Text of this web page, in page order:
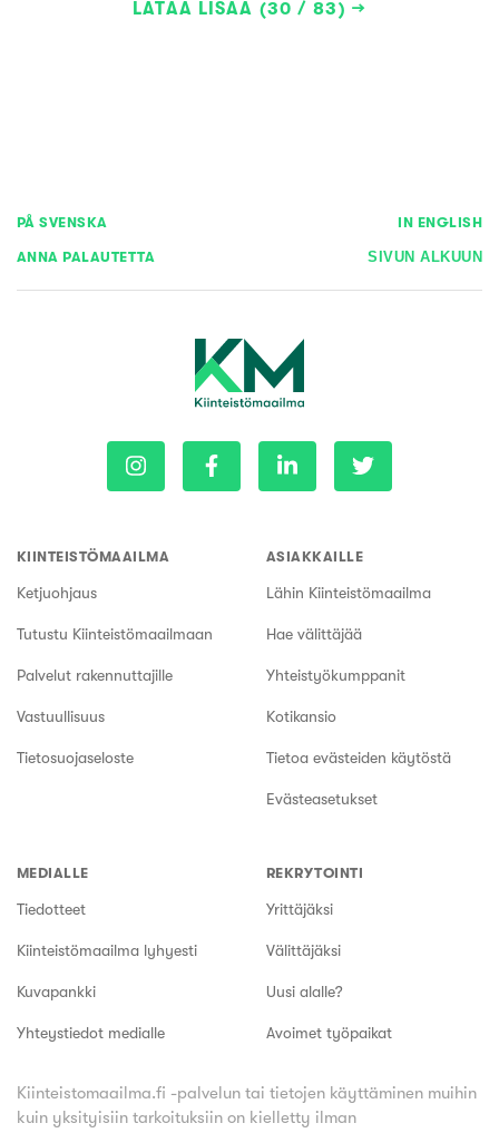
LATAA LISÄÄ (30 / 83)
PÅ SVENSKA IN ENGLISH
ANNA PALAUTETTA SIVUN ALKUUN
KIINTEISTÖMAAILMA
Ketjuohjaus
Tutustu Kiinteistömaailmaan
Palvelut rakennuttajille
Vastuullisuus
Tietosuojaseloste
ASIAKKAILLE
Lähin Kiinteistömaailma
Hae välittäjää
Yhteistyökumppanit
Kotikansio
Tietoa evästeiden käytöstä
Evästeasetukset
MEDIALLE
Tiedotteet
Kiinteistömaailma lyhyesti
Kuvapankki
Yhteystiedot medialle
REKRYTOINTI
Yrittäjäksi
Välittäjäksi
Uusi alalle?
Avoimet työpaikat
Kiinteistomaailma.fi -palvelun tai tietojen käyttäminen muihin
kuin yksityisiin tarkoituksiin on kielletty ilman